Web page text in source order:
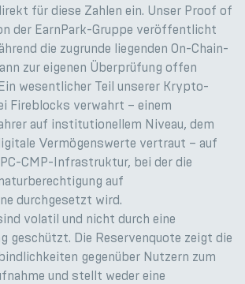
für diese Zahlen ein. Unser Proof of
der EarnPark-Gruppe veröffentlicht
die zugrunde liegenden On-Chain-
zur eigenen Überprüfung offen
wesentlicher Teil unserer Krypto-
Fireblocks verwahrt – einem
auf institutionellem Niveau, dem
Vermögenswerte vertraut – auf
CMP-Infrastruktur, bei der die
auf
durchgesetzt wird.
volatil und nicht durch eine
geschützt. Die Reservenquote zeigt die
gegenüber Nutzern zum
und stellt weder eine